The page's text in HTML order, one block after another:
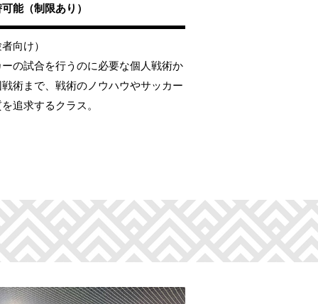
能（制限あり）
向け）
の試合を行うのに必要な個人戦術か
術まで、戦術のノウハウやサッカー
追求するクラス。